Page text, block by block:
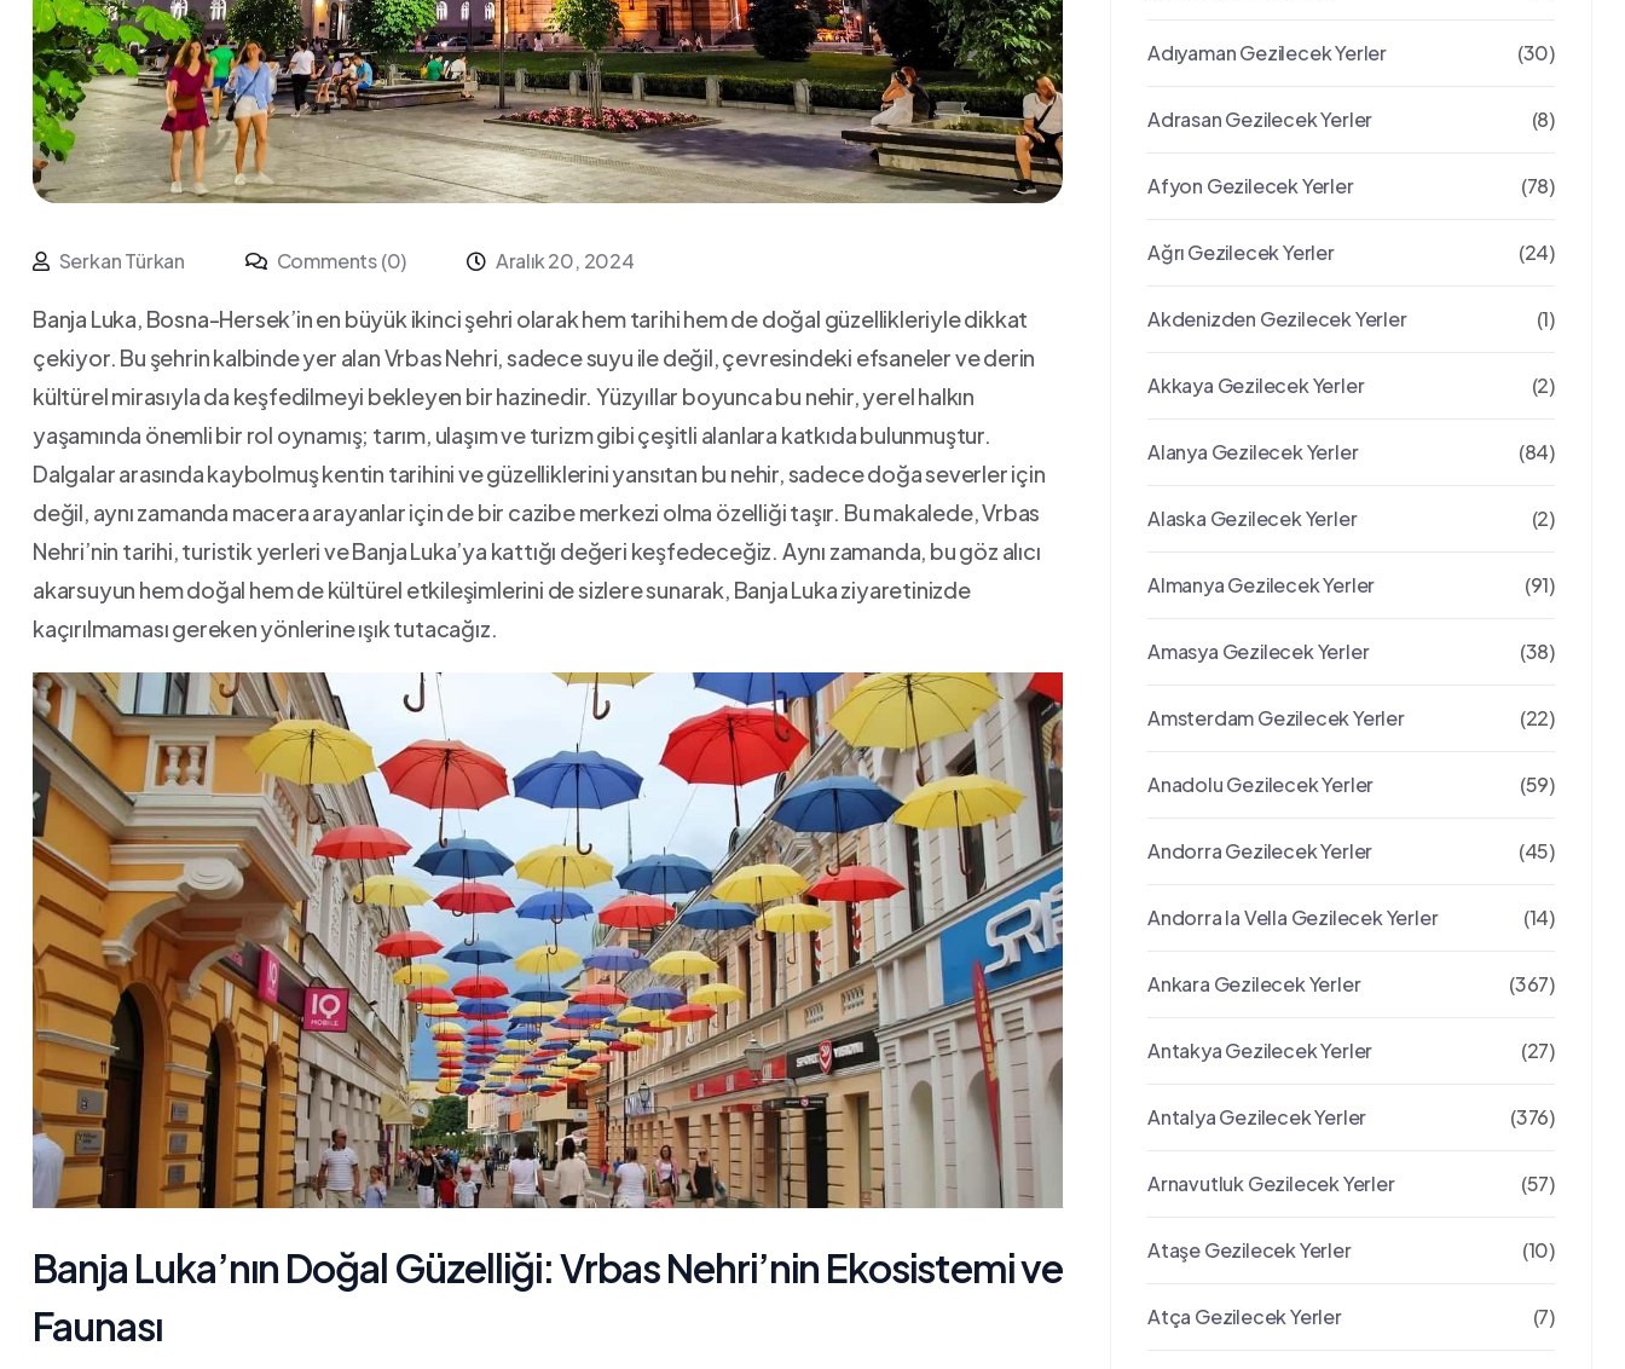
Serkan Türkan Comments (0) Aralık 20, 2024
Banja Luka, Bosna-Hersek’in en büyük ikinci şehri ⁤olarak hem tarihi hem de doğal güzellikleriyle dikkat
çekiyor. Bu şehrin ‌kalbinde yer​ alan Vrbas Nehri, sadece suyu ile değil, ‍çevresindeki efsaneler ve derin
kültürel mirasıyla da keşfedilmeyi⁢ bekleyen bir hazinedir. ‌Yüzyıllar boyunca bu nehir, yerel halkın
yaşamında önemli ⁣bir rol oynamış; tarım, ulaşım ve turizm gibi çeşitli alanlara katkıda bulunmuştur.
Dalgalar arasında⁢ kaybolmuş kentin tarihini ve güzelliklerini yansıtan bu nehir, sadece doğa severler için⁢
değil, aynı⁣ zamanda macera arayanlar için de bir cazibe merkezi olma özelliği taşır. Bu makalede, Vrbas
Nehri’nin tarihi, turistik yerleri ve Banja Luka’ya kattığı değeri keşfedeceğiz.‍ Aynı zamanda, bu göz alıcı
akarsuyun ​hem doğal hem de kültürel etkileşimlerini de sizlere sunarak, Banja Luka ziyaretinizde‍
kaçırılmaması gereken⁢ yönlerine ışık tutacağız.
Banja Luka’nın Doğal Güzelliği: Vrbas Nehri’nin Ekosistemi‍ ve
Faunası
Adıyaman Gezilecek Yerler (30)
Adrasan Gezilecek Yerler (8)
Afyon Gezilecek Yerler (78)
Ağrı Gezilecek Yerler (24)
Akdenizden Gezilecek Yerler (1)
Akkaya Gezilecek Yerler (2)
Alanya Gezilecek Yerler (84)
Alaska Gezilecek Yerler (2)
Almanya Gezilecek Yerler (91)
Amasya Gezilecek Yerler (38)
Amsterdam Gezilecek Yerler (22)
Anadolu Gezilecek Yerler (59)
Andorra Gezilecek Yerler (45)
Andorra la Vella Gezilecek Yerler (14)
Ankara Gezilecek Yerler (367)
Antakya Gezilecek Yerler (27)
Antalya Gezilecek Yerler (376)
Arnavutluk Gezilecek Yerler (57)
Ataşe Gezilecek Yerler (10)
Atça Gezilecek Yerler (7)